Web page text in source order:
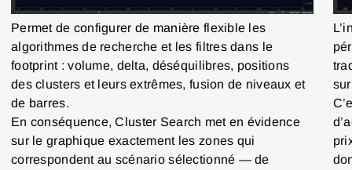
Permet de configurer de manière flexible les
algorithmes de recherche et les filtres dans le
footprint : volume, delta, déséquilibres, positions
des clusters et leurs extrêmes, fusion de niveaux et
de barres.
En conséquence, Cluster Search met en évidence
sur le graphique exactement les zones qui
correspondent au scénario sélectionné — de